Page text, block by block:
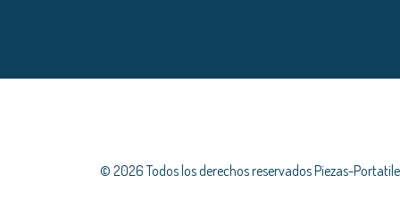
© 2026 Todos los derechos reservados Piezas-